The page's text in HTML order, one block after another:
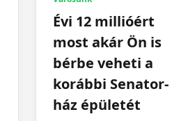
Évi 12 millióért
most akár Ön is
bérbe veheti a
korábbi Senator-
ház épületét